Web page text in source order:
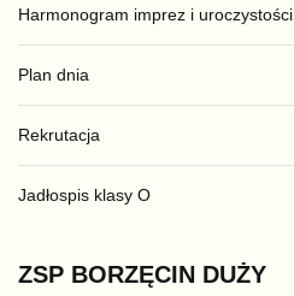
Harmonogram imprez i uroczystości
Plan dnia
Rekrutacja
Jadłospis klasy O
ZSP BORZĘCIN DUŻY